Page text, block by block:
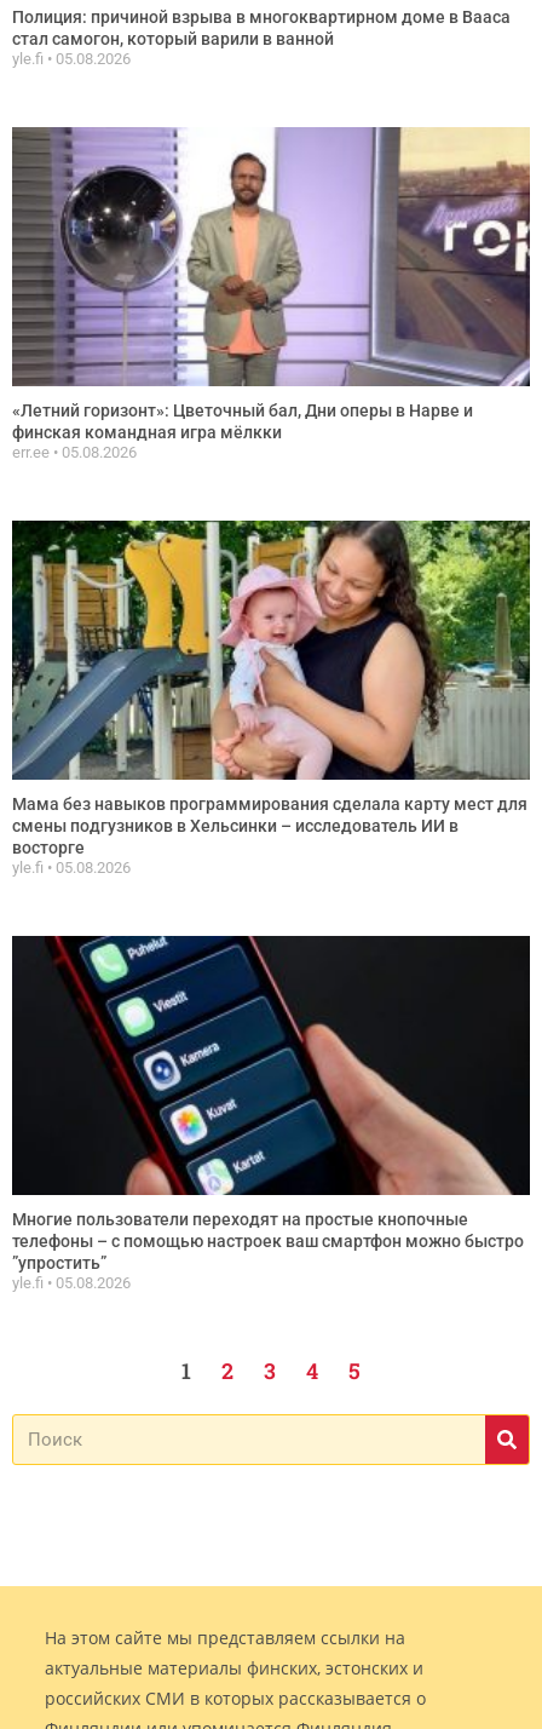
Полиция: причиной взрыва в многоквартирном доме в Вааса
стал самогон, который варили в ванной
yle.fi 05.08.2026
«Летний горизонт»: Цветочный бал, Дни оперы в Нарве и
финская командная игра мёлкки
err.ee 05.08.2026
Мама без навыков программирования сделала карту мест для
смены подгузников в Хельсинки – исследователь ИИ в
восторге
yle.fi 05.08.2026
Многие пользователи переходят на простые кнопочные
телефоны – с помощью настроек ваш смартфон можно быстро
”упростить”
yle.fi 05.08.2026
1 2 3 4 5
На этом сайте мы представляем ссылки на
актуальные материалы финских, эстонских и
российских СМИ в которых рассказывается о